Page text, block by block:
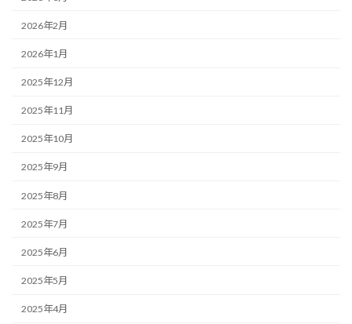
2026年2月
2026年1月
2025年12月
2025年11月
2025年10月
2025年9月
2025年8月
2025年7月
2025年6月
2025年5月
2025年4月